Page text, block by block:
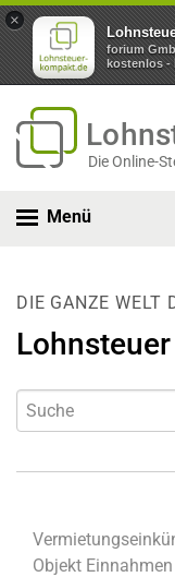
×
forium
kostenlos -
Die Online-
Menü
DIE GANZE WELT
Objekt Einnahmen